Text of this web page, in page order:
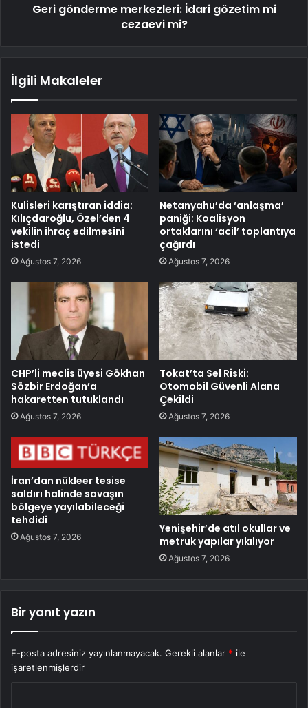
Geri gönderme merkezleri: İdari gözetim mi
cezaevi mi?
İlgili Makaleler
Kulisleri karıştıran iddia:
Kılıçdaroğlu, Özel’den 4
vekilin ihraç edilmesini
istedi
Ağustos 7, 2026
Netanyahu’da ‘anlaşma’
paniği: Koalisyon
ortaklarını ‘acil’ toplantıya
çağırdı
Ağustos 7, 2026
CHP’li meclis üyesi Gökhan
Sözbir Erdoğan’a
hakaretten tutuklandı
Ağustos 7, 2026
Tokat’ta Sel Riski:
Otomobil Güvenli Alana
Çekildi
Ağustos 7, 2026
İran’dan nükleer tesise
saldırı halinde savaşın
bölgeye yayılabileceği
tehdidi
Ağustos 7, 2026
Yenişehir’de atıl okullar ve
metruk yapılar yıkılıyor
Ağustos 7, 2026
Bir yanıt yazın
E-posta adresiniz yayınlanmayacak. Gerekli alanlar * ile
işaretlenmişlerdir